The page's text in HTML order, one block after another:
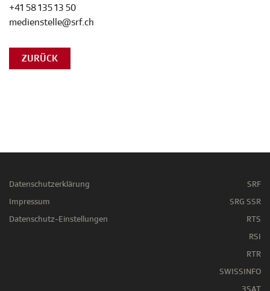
+41 58 135 13 50
medienstelle@srf.ch
ZURÜCK
Datenschutzerklärung
Impressum
Datenschutz-Einstellungen
SRF
SRG SSR
RTS
RSI
RTR
SWISSINFO
3SAT